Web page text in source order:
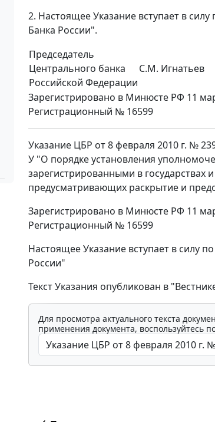
2. Настоящее Указание вступает в
Банка России".
Председатель
Центрального банка
Российской Федерации
С.М. Игнатьев
Зарегистрировано в Минюсте РФ 11
Регистрационный № 16599
Указание ЦБР от 8 февраля 2010 г. №
У "О порядке установления
зарегистрированными в
предусматривающих раскрытие и
Зарегистрировано в Минюсте РФ 11
Регистрационный № 16599
Настоящее Указание вступает в силу
России"
Текст Указания опубликован в
Для просмотра актуального текста
применения документа, воспользуйтесь